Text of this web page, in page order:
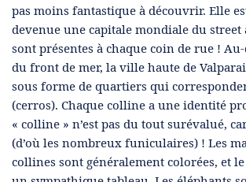
pas moins fantastique à découvrir. Elle
devenue une capitale mondiale du
sont présentes à chaque coin de rue !
du front de mer, la ville haute de
sous forme de quartiers qui
(cerros). Chaque colline a une identité
« colline » n’est pas du tout surévalué,
(d’où les nombreux funiculaires) ! Les
collines sont généralement colorées, et